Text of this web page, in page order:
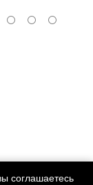
соглашаетесь